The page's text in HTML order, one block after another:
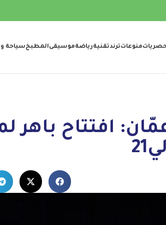
منوعاتترندتقنيةرياضةموسيقىالمطبخسياحة
افتتاح باهر